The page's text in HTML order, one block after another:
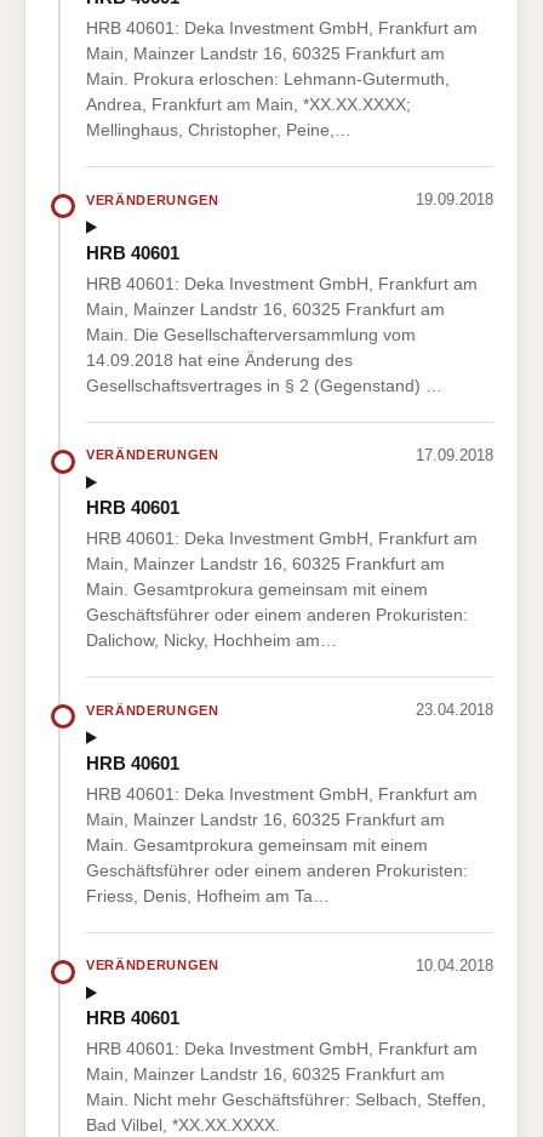
HRB 40601: Deka Investment GmbH, Frankfurt am
Main, Mainzer Landstr 16, 60325 Frankfurt am
Main. Prokura erloschen: Lehmann-Gutermuth,
Andrea, Frankfurt am Main, *XX.XX.XXXX;
Mellinghaus, Christopher, Peine,…
VERÄNDERUNGEN 19.09.2018
HRB 40601
HRB 40601: Deka Investment GmbH, Frankfurt am
Main, Mainzer Landstr 16, 60325 Frankfurt am
Main. Die Gesellschafterversammlung vom
14.09.2018 hat eine Änderung des
Gesellschaftsvertrages in § 2 (Gegenstand) …
VERÄNDERUNGEN 17.09.2018
HRB 40601
HRB 40601: Deka Investment GmbH, Frankfurt am
Main, Mainzer Landstr 16, 60325 Frankfurt am
Main. Gesamtprokura gemeinsam mit einem
Geschäftsführer oder einem anderen Prokuristen:
Dalichow, Nicky, Hochheim am…
VERÄNDERUNGEN 23.04.2018
HRB 40601
HRB 40601: Deka Investment GmbH, Frankfurt am
Main, Mainzer Landstr 16, 60325 Frankfurt am
Main. Gesamtprokura gemeinsam mit einem
Geschäftsführer oder einem anderen Prokuristen:
Friess, Denis, Hofheim am Ta…
VERÄNDERUNGEN 10.04.2018
HRB 40601
HRB 40601: Deka Investment GmbH, Frankfurt am
Main, Mainzer Landstr 16, 60325 Frankfurt am
Main. Nicht mehr Geschäftsführer: Selbach, Steffen,
Bad Vilbel, *XX.XX.XXXX.